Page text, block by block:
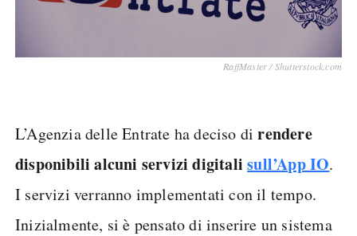
RaffMaster / Shutterstock.com
L’Agenzia delle Entrate ha deciso direndere
disponibili alcuni servizi digitalisull’App IO.
I servizi verranno implementati con il tempo.
Inizialmente, si è pensato di inserire un sistema